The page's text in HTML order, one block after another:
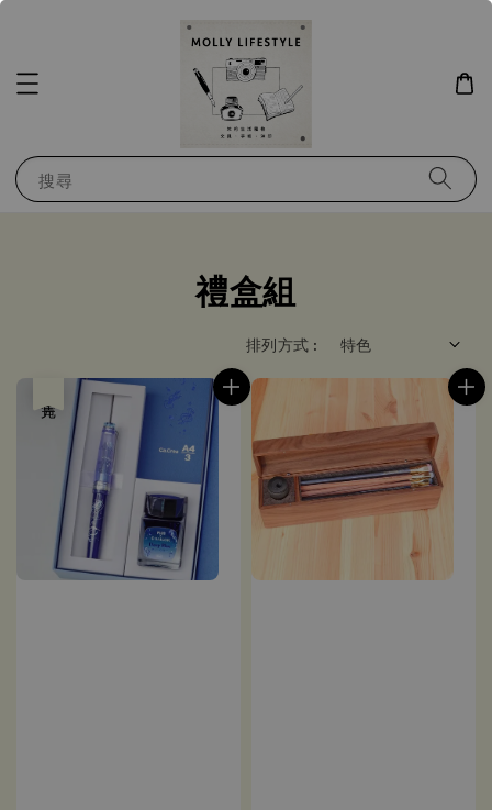
搜尋
禮盒組
排列方式 :